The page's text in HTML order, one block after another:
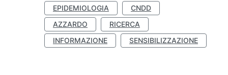
EPIDEMIOLOGIA
CNDD
AZZARDO
RICERCA
INFORMAZIONE
SENSIBILIZZAZIONE